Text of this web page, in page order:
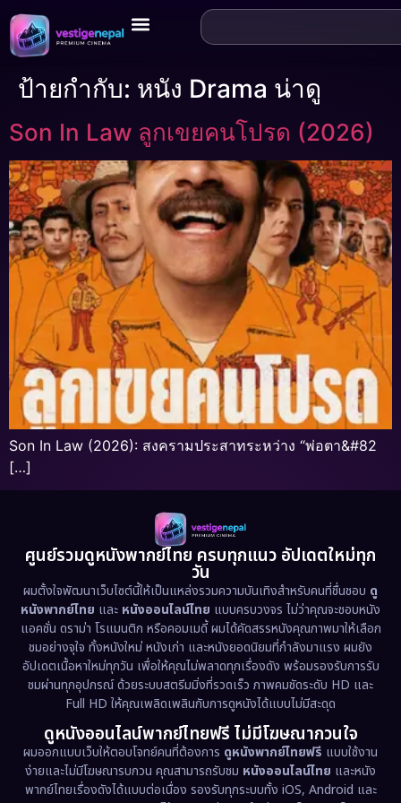
ป้ายกำกับ: หนัง Drama น่าดู
Son In Law ลูกเขยคนโปรด (2026)
Son In Law (2026): สงครามประสาทระหว่าง “พ่อตา&#82
[…]
ศูนย์รวมดูหนังพากย์ไทย ครบทุกแนว อัปเดตใหม่ทุก
วัน
ผมตั้งใจพัฒนาเว็บไซต์นี้ให้เป็นแหล่งรวมความบันเทิงสำหรับคนที่ชื่นชอบ ดู
หนังพากย์ไทย และ หนังออนไลน์ไทย แบบครบวงจร ไม่ว่าคุณจะชอบหนัง
แอคชั่น ดราม่า โรแมนติก หรือคอมเมดี้ ผมได้คัดสรรหนังคุณภาพมาให้เลือก
ชมอย่างจุใจ ทั้งหนังใหม่ หนังเก่า และหนังยอดนิยมที่กำลังมาแรง ผมยัง
อัปเดตเนื้อหาใหม่ทุกวัน เพื่อให้คุณไม่พลาดทุกเรื่องดัง พร้อมรองรับการรับ
ชมผ่านทุกอุปกรณ์ ด้วยระบบสตรีมมิ่งที่รวดเร็ว ภาพคมชัดระดับ HD และ
Full HD ให้คุณเพลิดเพลินกับการดูหนังได้แบบไม่มีสะดุด
ดูหนังออนไลน์พากย์ไทยฟรี ไม่มีโฆษณากวนใจ
ผมออกแบบเว็บให้ตอบโจทย์คนที่ต้องการ ดูหนังพากย์ไทยฟรี แบบใช้งาน
ง่ายและไม่มีโฆษณารบกวน คุณสามารถรับชม หนังออนไลน์ไทย และหนัง
พากย์ไทยเรื่องดังได้แบบต่อเนื่อง รองรับทุกระบบทั้ง iOS, Android และ